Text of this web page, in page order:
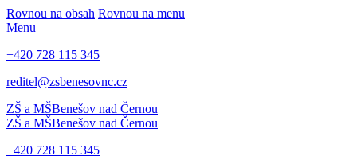
Rovnou na obsah Rovnou na menu
Menu
+420 728 115 345
reditel@zsbenesovnc.cz
ZŠ a MŠBenešov nad Černou
ZŠ a MŠBenešov nad Černou
+420 728 115 345